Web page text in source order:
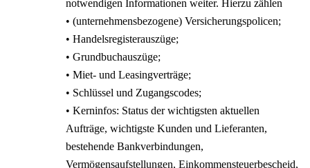
notwendigen Informationen weiter. Hierzu zählen
• (unternehmensbezogene) Versicherungspolicen;
• Handelsregisterauszüge;
• Grundbuchauszüge;
• Miet- und Leasingverträge;
• Schlüssel und Zugangscodes;
• Kerninfos: Status der wichtigsten aktuellen
Aufträge, wichtigste Kunden und Lieferanten,
bestehende Bankverbindungen,
Vermögensaufstellungen, Einkommensteuerbescheid,